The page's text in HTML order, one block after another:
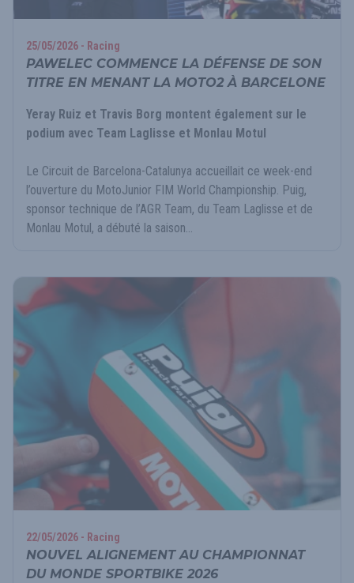
25/05/2026 - Racing
PAWELEC COMMENCE LA DÉFENSE DE SON
TITRE EN MENANT LA MOTO2 À BARCELONE
Yeray Ruiz et Travis Borg montent également sur le
podium avec Team Laglisse et Monlau Motul
Le Circuit de Barcelona-Catalunya accueillait ce week-end
l’ouverture du MotoJunior FIM World Championship. Puig,
sponsor technique de l’AGR Team, du Team Laglisse et de
Monlau Motul, a débuté la saison...
22/05/2026 - Racing
NOUVEL ALIGNEMENT AU CHAMPIONNAT
DU MONDE SPORTBIKE 2026